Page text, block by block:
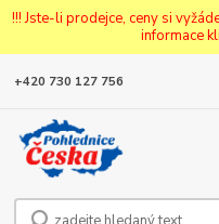
!!! Jste-li prodejce, ceny si
informace
+420 730 127 756